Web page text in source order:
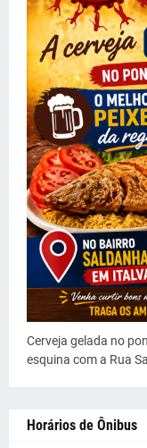
Cerveja gelada no
esquina com a Rua
Horários de Ônibus